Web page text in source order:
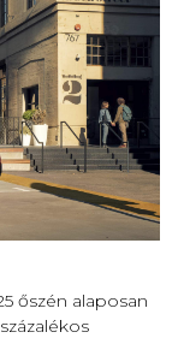
őszén alaposan